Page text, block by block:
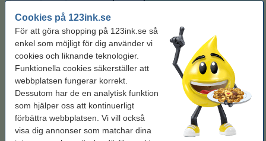
Cookies på 123ink.se
För att göra shopping på 123ink.se så
enkel som möjligt för dig använder vi
cookies och liknande teknologier.
Funktionella cookies säkerställer att
webbplatsen fungerar korrekt.
Dessutom har de en analytisk funktion
som hjälper oss att kontinuerligt
förbättra webbplatsen. Vi vill också
visa dig annonser som matchar dina
Kapacitet: Standard
Standard XL XXL
Se specifikationerna och beskrivningen
55,5%
med varumärket 123ink!
i lager
Beställ nu så skickar vi idag!
Pris per ml 14,6 kr